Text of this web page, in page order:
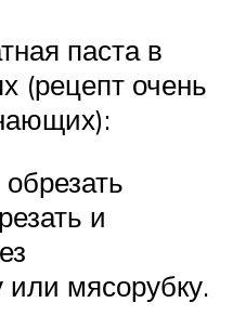
паста в
(рецепт очень
и
мясорубку.